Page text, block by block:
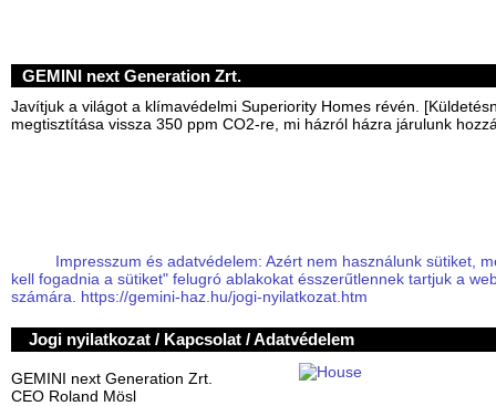
GEMINI next Generation Zrt.
Javítjuk a világot a klímavédelmi Superiority Homes révén.
megtisztítása vissza 350 ppm CO2-re, mi házról házra járulunk
Impresszum és adatvédelem: Azért nem használunk sütiket,
kell fogadnia a sütiket" felugró ablakokat ésszerűtlennek tartjuk a
számára. https://gemini-haz.hu/jogi-nyilatkozat.htm
Jogi nyilatkozat / Kapcsolat / Adatvédelem
GEMINI next Generation Zrt.
CEO Roland Mösl